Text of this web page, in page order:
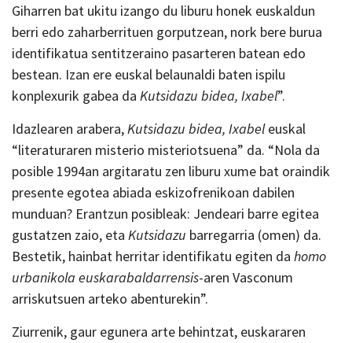
Giharren bat ukitu izango du liburu honek euskaldun
berri edo zaharberrituen gorputzean, nork bere burua
identifikatua sentitzeraino pasarteren batean edo
bestean. Izan ere euskal belaunaldi baten ispilu
konplexurik gabea da Kutsidazu bidea, Ixabel”.
Idazlearen arabera,Kutsidazu bidea, Ixabeleuskal
“literaturaren misterio misteriotsuena” da. “Nola da
posible 1994an argitaratu zen liburu xume bat oraindik
presente egotea abiada eskizofrenikoan dabilen
munduan? Erantzun posibleak: Jendeari barre egitea
gustatzen zaio, eta Kutsidazu barregarria (omen) da.
Bestetik, hainbat herritar identifikatu egiten da homo
urbanikola euskarabaldarrensis-aren Vasconum
arriskutsuen arteko abenturekin”.
Ziurrenik, gaur egunera arte behintzat, euskararen